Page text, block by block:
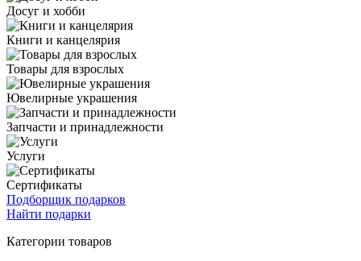
Досуг и хобби
Книги и канцелярия
Товары для взрослых
Ювелирные украшения
Запчасти и принадлежности
Услуги
Сертификаты
Подборщик подарков
Найти подарки
Категории товаров